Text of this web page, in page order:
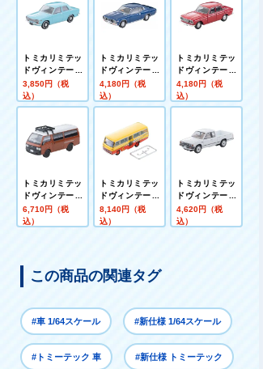
トミカリミテッ
ドヴィンテージ
LV－220a ダッ
トサン510 2ド
アセダン 北米仕
3,850円（税
込）
トミカリミテッ
ドヴィンテージ
ネオ LVーN359
a 日産 グロリア
2ドアHT 2800
4,180円（税
込）
トミカリミテッ
ドヴィンテージ
LV-212b ニッサ
ンプリンス スカ
イライン 2000
4,180円（税
込）
トミカリミテッ
ドヴィンテージ
NEO LVーN310
d マツダ ボンゴ
リア、フィギュ
ア付
6,710円（税
込）
トミカリミテッ
ドヴィンテージ
ネオ LV－N60b
日産 シビリアン
8,140円（税
込）
トミカリミテッ
ドヴィンテージ
ネオ LV－N373
a ダットサン ト
4,620円（税
込）
この商品の関連タグ
#車 1/64スケール #新仕様 1/64スケール
#トミーテック 車 #新仕様 トミーテック